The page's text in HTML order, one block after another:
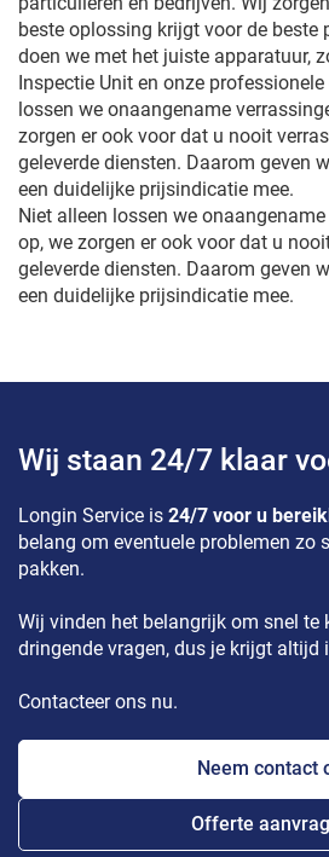
beste oplossing krijgt voor de beste
doen we met het juiste apparatuur,
Inspectie Unit en onze professionele
lossen we onaangename
zorgen er ook voor dat u nooit
geleverde diensten. Daarom geven
een duidelijke prijsindicatie mee.
Niet alleen lossen we
op, we zorgen er ook voor dat u
geleverde diensten. Daarom geven
een duidelijke prijsindicatie mee.
Wij staan 24/7 klaar
Longin Service is 24/7 voor u
belang om eventuele problemen zo
pakken.
Wij vinden het belangrijk om snel te
dringende vragen, dus je krijgt altijd
Contacteer ons nu.
Neem contact
Offerte